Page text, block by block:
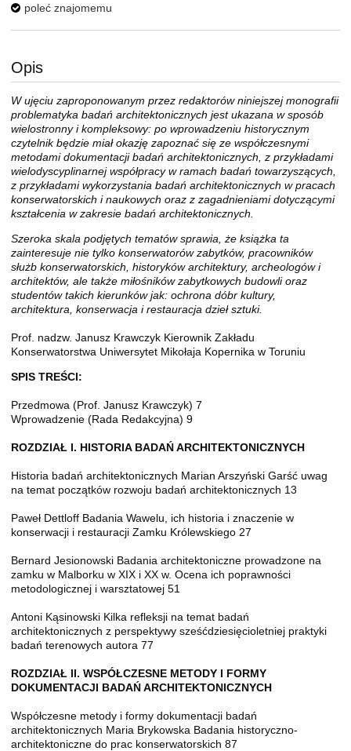
poleć znajomemu
Opis
W ujęciu zaproponowanym przez redaktorów niniejszej monografii
problematyka badań architektonicznych jest ukazana w sposób
wielostronny i kompleksowy: po wprowadzeniu historycznym
czytelnik będzie miał okazję zapoznać się ze współczesnymi
metodami dokumentacji badań architektonicznych, z przykładami
wielodyscyplinarnej współpracy w ramach badań towarzyszących,
z przykładami wykorzystania badań architektonicznych w pracach
konserwatorskich i naukowych oraz z zagadnieniami dotyczącymi
kształcenia w zakresie badań architektonicznych.
Szeroka skala podjętych tematów sprawia, że książka ta
zainteresuje nie tylko konserwatorów zabytków, pracowników
służb konserwatorskich, historyków architektury, archeologów i
architektów, ale także miłośników zabytkowych budowli oraz
studentów takich kierunków jak: ochrona dóbr kultury,
architektura, konserwacja i restauracja dzieł sztuki.
Prof. nadzw. Janusz Krawczyk Kierownik Zakładu
Konserwatorstwa Uniwersytet Mikołaja Kopernika w Toruniu
SPIS TREŚCI:
Przedmowa (Prof. Janusz Krawczyk) 7
Wprowadzenie (Rada Redakcyjna) 9
ROZDZIAŁ I. HISTORIA BADAŃ ARCHITEKTONICZNYCH
Historia badań architektonicznych Marian Arszyński Garść uwag
na temat początków rozwoju badań architektonicznych 13
Paweł Dettloff Badania Wawelu, ich historia i znaczenie w
konserwacji i restauracji Zamku Królewskiego 27
Bernard Jesionowski Badania architektoniczne prowadzone na
zamku w Malborku w XIX i XX w. Ocena ich poprawności
metodologicznej i warsztatowej 51
Antoni Kąsinowski Kilka refleksji na temat badań
architektonicznych z perspektywy sześćdziesięcioletniej praktyki
badań terenowych autora 77
ROZDZIAŁ II. WSPÓŁCZESNE METODY I FORMY
DOKUMENTACJI BADAŃ ARCHITEKTONICZNYCH
Współczesne metody i formy dokumentacji badań
architektonicznych Maria Brykowska Badania historyczno-
architektoniczne do prac konserwatorskich 87